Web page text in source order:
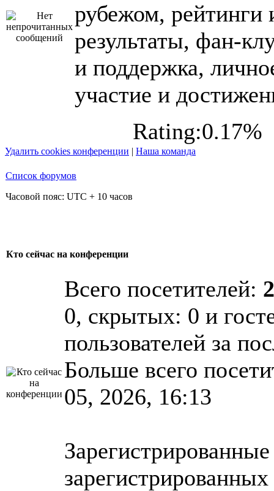
рубежом, рейтинги
результаты, фан-
и поддержка,
участие и
Rating:0.17%
Удалить cookies конференции | Наша команда
Список форумов
Часовой пояс: UTC + 10 часов
Кто сейчас на конференции
Всего посетителей:
0, скрытых: 0 и
пользователей за
Больше всего
05, 2026, 16:13
зарегистрированных